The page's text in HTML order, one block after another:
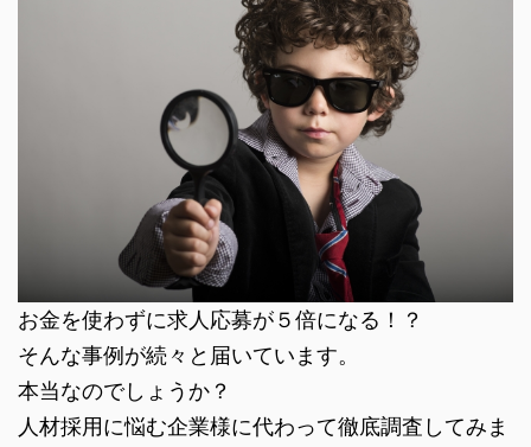
お金を使わずに求人応募が５倍になる！？
そんな事例が続々と届いています。
本当なのでしょうか？
人材採用に悩む企業様に代わって徹底調査してみま